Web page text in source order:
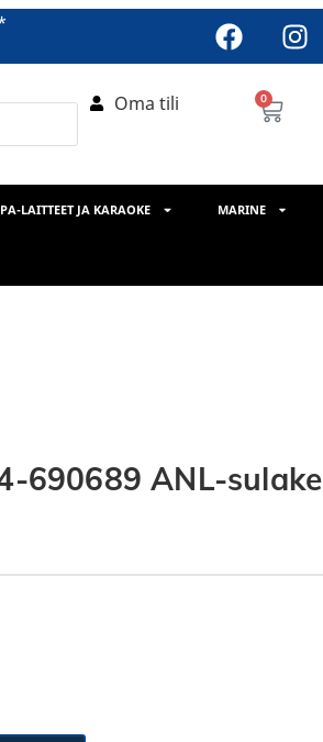
Oma tili 0
PA-LAITTEET JA KARAOKE MARINE
690689 ANL-sulake